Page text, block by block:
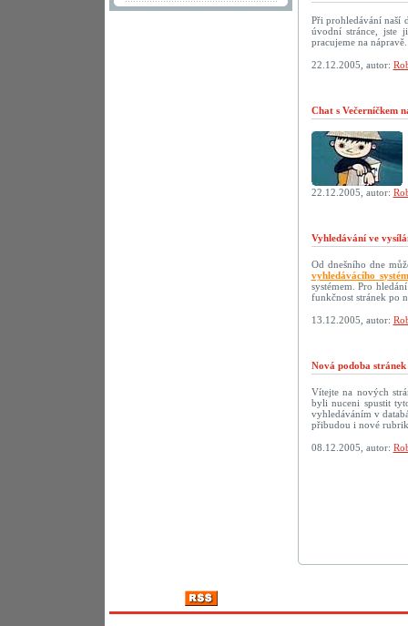
Při prohledávání naší
úvodní stránce, jste
pracujeme na
22.12.2005, autor:
Chat s Večerníčkem
22.12.2005, autor:
Vyhledávání ve
Od dnešního dne
vyhledávácího
systémem. Pro
funkčnost stránek po
13.12.2005, autor:
Nová podoba
Vítejte na nových
byli nuceni spustit
vyhledáváním v
přibudou i nové
08.12.2005, autor: